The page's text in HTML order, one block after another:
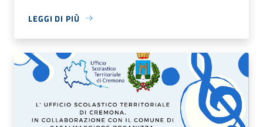
LEGGI DI PIÙ